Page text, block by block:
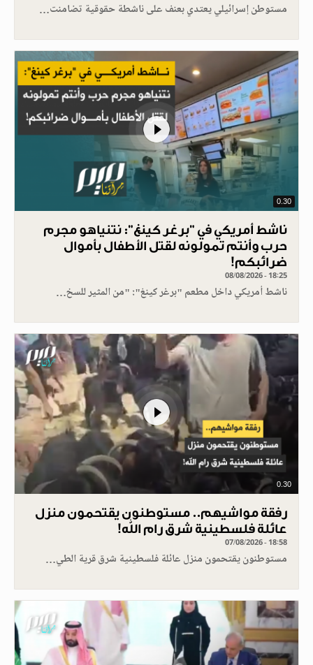
مستوطن إسرائيلي يعتدي بعنف على ناشطة حقوقية تضامنت…
0.30
ناشط أمريكي في "برغر كينغ": نتنياهو مجرم
حرب وأنتم تمولونه لقتل الأطفال بأموال
ضرائبكم!
08/08/2026 - 18:25
ناشط أمريكي داخل مطعم "برغر كينغ": "من المثير للسخ…
0.30
رفقة مواشيهم.. مستوطنون يقتحمون منزل
عائلة فلسطينية شرق رام الله!
07/08/2026 - 18:58
مستوطنون يقتحمون منزل عائلة فلسطينية شرق قرية الطي…